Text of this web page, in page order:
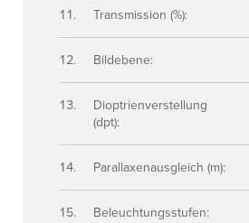
Transmission (%):
Bildebene:
Dioptrienverstellung
(dpt):
Parallaxenausgleich (m):
Beleuchtungsstufen: